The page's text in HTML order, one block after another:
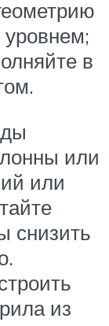
в
или
или
снизить
из